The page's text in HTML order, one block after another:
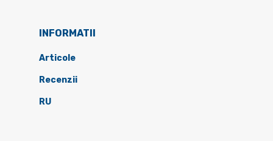
INFORMATII
Articole
Recenzii
RU